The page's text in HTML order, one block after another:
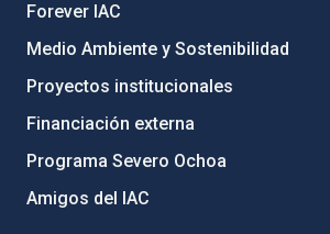
Forever IAC
Medio Ambiente y Sostenibilidad
Proyectos institucionales
Financiación externa
Programa Severo Ochoa
Amigos del IAC